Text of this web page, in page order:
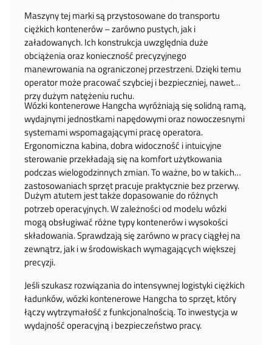
Maszyny tej marki są przystosowane do transportu
ciężkich kontenerów – zarówno pustych, jak i
załadowanych. Ich konstrukcja uwzględnia duże
obciążenia oraz konieczność precyzyjnego
manewrowania na ograniczonej przestrzeni. Dzięki temu
operator może pracować szybciej i bezpieczniej, nawet
przy dużym natężeniu ruchu.
Wózki kontenerowe Hangcha wyróżniają się solidną ramą,
wydajnymi jednostkami napędowymi oraz nowoczesnymi
systemami wspomagającymi pracę operatora.
Ergonomiczna kabina, dobra widoczność i intuicyjne
sterowanie przekładają się na komfort użytkowania
podczas wielogodzinnych zmian. To ważne, bo w takich
zastosowaniach sprzęt pracuje praktycznie bez przerwy.
Dużym atutem jest także dopasowanie do różnych
potrzeb operacyjnych. W zależności od modelu wózki
mogą obsługiwać różne typy kontenerów i wysokości
składowania. Sprawdzają się zarówno w pracy ciągłej na
zewnątrz, jak i w środowiskach wymagających większej
precyzji.
Jeśli szukasz rozwiązania do intensywnej logistyki ciężkich
ładunków, wózki kontenerowe Hangcha to sprzęt, który
łączy wytrzymałość z funkcjonalnością. To inwestycja w
wydajność operacyjną i bezpieczeństwo pracy.